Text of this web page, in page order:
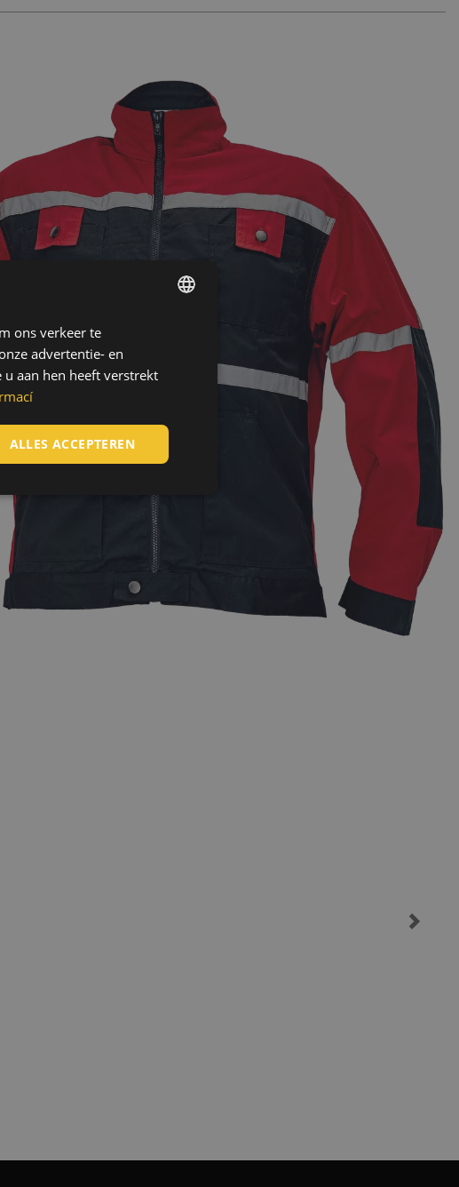
ROMANIAN
GERMAN
DUTCH
LATVIAN
SPANISH
ons verkeer te
advertentie- en
aan hen heeft verstrekt
ALLES ACCEPTEREN